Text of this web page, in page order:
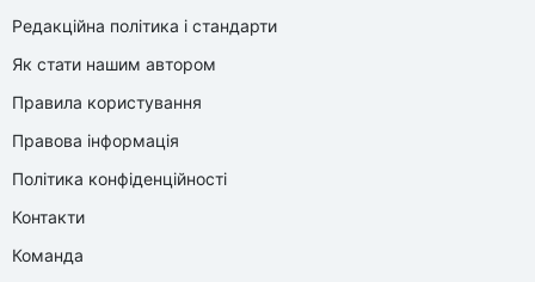
Редакційна політика і стандарти
Як стати нашим автором
Правила користування
Правова інформація
Політика конфіденційності
Контакти
Команда